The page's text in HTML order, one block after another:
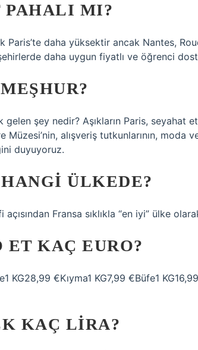
PAHALI MI?
Paris’te daha yüksektir ancak Nantes,
daha uygun fiyatlı ve öğrenci
gelen şey nedir? Aşıkların Paris, seyahat
Müzesi’nin, alışveriş tutkunlarının, moda
duyuyoruz.
ÜLKEDE?
Fransa sıklıkla “en iyi” ülke
ET KAÇ EURO?
KG28,99 €Kıyma1 KG7,99 €Büfe1
KAÇ LIRA?